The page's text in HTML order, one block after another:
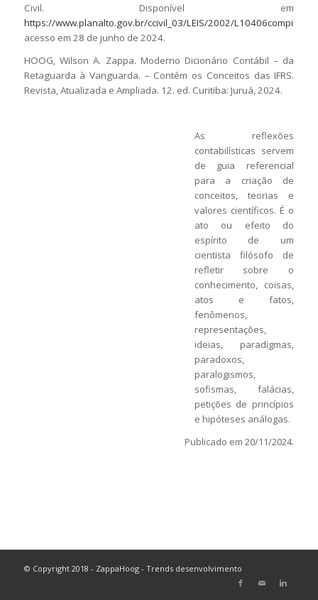
Civil. Disponível em
https://www.planalto.gov.br/ccivil_03/LEIS/2002/
acesso em 28 de junho de 2024.
HOOG, Wilson A. Zappa. Moderno Dicionário Contábil – da
Retaguarda à Vanguarda. – Contém os Conceitos das IFRS.
Revista, Atualizada e Ampliada. 12. ed. Curitiba: Juruá, 2024.
As reflexões
contabilísticas servem
de guia referencial
para a criação de
conceitos, teorias e
valores científicos. É o
ato ou efeito do
espírito de um
cientista filósofo de
refletir sobre o
conhecimento, coisas,
atos e fatos,
fenômenos,
representações,
ideias, paradigmas,
paradoxos,
paralogismos,
sofismas, falácias,
petições de princípios
e hipóteses análogas.
Publicado em 20/11/2024.
© Copyright 2018 - ZappaHoog - Trends desenvolvimento